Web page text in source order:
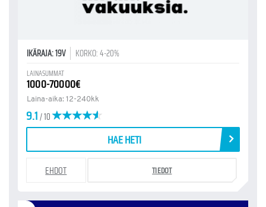
IKÄRAJA: 19V KORKO: 4-20%
LAINASUMMAT
1000-70000€
Laina-aika: 12-240kk
9.1/ 10
HAE HETI
EHDOT TIEDOT